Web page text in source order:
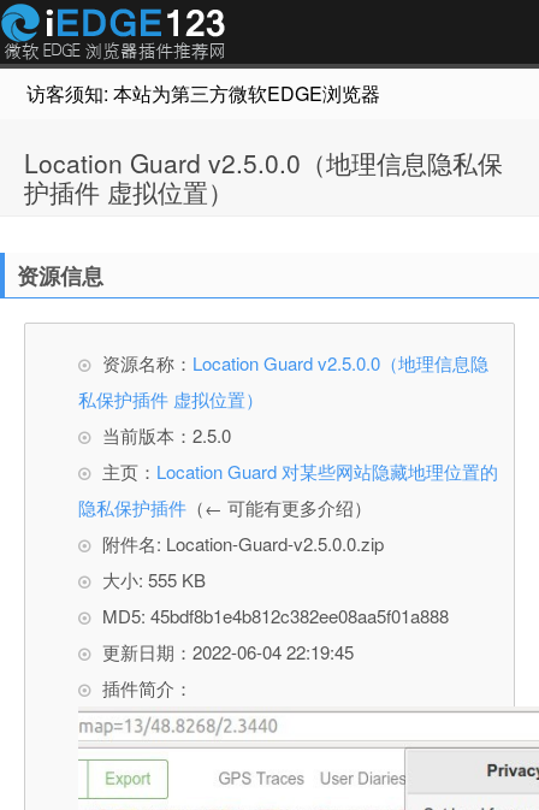
访客须知: 本站为第三方微软EDGE浏览器插件推荐网站，
Location Guard v2.5.0.0（地理信息隐私保
护插件 虚拟位置）
资源信息
资源名称： Location Guard v2.5.0.0（地理信息隐
私保护插件 虚拟位置）
当前版本：2.5.0
主页： Location Guard 对某些网站隐藏地理位置的
隐私保护插件 （← 可能有更多介绍）
附件名: Location-Guard-v2.5.0.0.zip
大小: 555 KB
MD5: 45bdf8b1e4b812c382ee08aa5f01a888
更新日期：2022-06-04 22:19:45
插件简介：